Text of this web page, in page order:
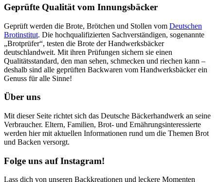
Geprüfte Qualität vom Innungsbäcker
Geprüft werden die Brote, Brötchen und Stollen vom Deutschen
Brotinstitut. Die hochqualifizierten Sachverständigen, sogenannte
„Brotprüfer“, testen die Brote der Handwerksbäcker
deutschlandweit. Mit ihren Prüfungen sichern sie einen
Qualitätsstandard, den man sehen, schmecken und riechen kann –
deshalb sind alle geprüften Backwaren vom Handwerksbäcker ein
Genuss für alle Sinne!
Über uns
Mit dieser Seite richtet sich das Deutsche Bäckerhandwerk an seine
Verbraucher. Eltern, Familien, Brot- und Ernährungsinteressierte
werden hier mit aktuellen Informationen rund um die Themen Brot
und Backen versorgt.
Folge uns auf Instagram!
Lass dich von unseren Backkreationen und leckere Momenten